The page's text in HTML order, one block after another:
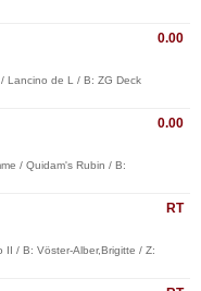
0.00
Lancino de L / B: ZG Deck
0.00
/ Quidam's Rubin / B:
RT
II / B: Vöster-Alber,Brigitte / Z: